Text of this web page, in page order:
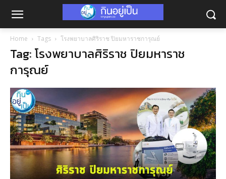
Home Tags โรงพยาบาลศิริราช ปิยมหาราชการุณย์
Tag: โรงพยาบาลศิริราช ปิยมหาราช
การุณย์